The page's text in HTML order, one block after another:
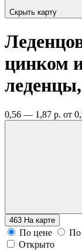
Скрыть карту
цинком
0,56 — 1,87 р. от
463 На карте
По цене
По
Открыто